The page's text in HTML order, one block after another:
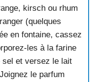
kirsch ou rhum
(quelques
en fontaine, cassez
les à la farine
sel et versez le lait
le parfum